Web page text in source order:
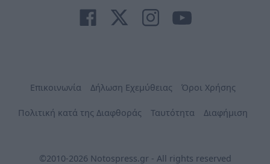
Επικοινωνία Δήλωση Εχεμύθειας Όροι Χρήσης
Πολιτική κατά της Διαφθοράς Ταυτότητα Διαφήμιση
©2010-2026 Notospress.gr - All rights reserved